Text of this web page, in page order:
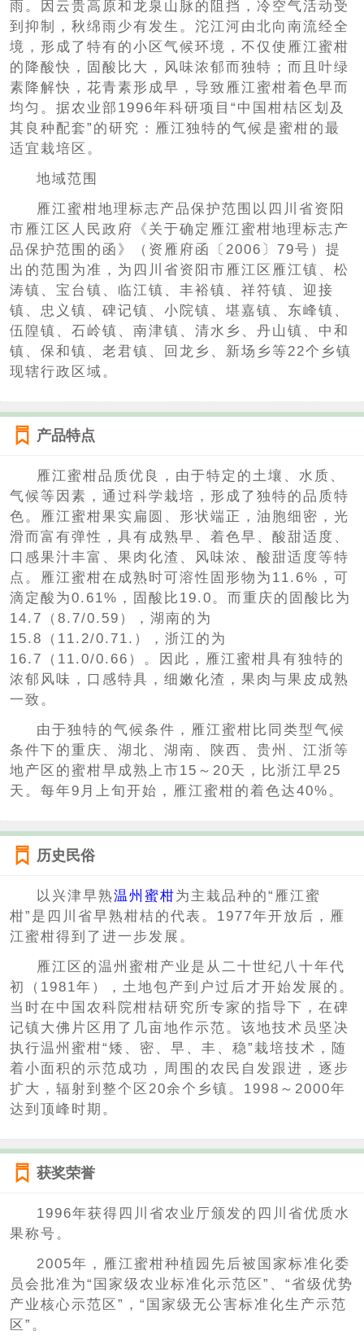
雨。因云贵高原和龙泉山脉的阻挡，冷空气活动受
到抑制，秋绵雨少有发生。沱江河由北向南流经全
境，形成了特有的小区气候环境，不仅使雁江蜜柑
的降酸快，固酸比大，风味浓郁而独特；而且叶绿
素降解快，花青素形成早，导致雁江蜜柑着色早而
均匀。据农业部1996年科研项目“中国柑桔区划及
其良种配套”的研究：雁江独特的气候是蜜柑的最
适宜栽培区。
地域范围
雁江蜜柑地理标志产品保护范围以四川省资阳
市雁江区人民政府《关于确定雁江蜜柑地理标志产
品保护范围的函》（资雁府函〔2006〕79号）提
出的范围为准，为四川省资阳市雁江区雁江镇、松
涛镇、宝台镇、临江镇、丰裕镇、祥符镇、迎接
镇、忠义镇、碑记镇、小院镇、堪嘉镇、东峰镇、
伍隍镇、石岭镇、南津镇、清水乡、丹山镇、中和
镇、保和镇、老君镇、回龙乡、新场乡等22个乡镇
现辖行政区域。
产品特点
雁江蜜柑品质优良，由于特定的土壤、水质、
气候等因素，通过科学栽培，形成了独特的品质特
色。雁江蜜柑果实扁圆、形状端正，油胞细密，光
滑而富有弹性，具有成熟早、着色早、酸甜适度、
口感果汁丰富、果肉化渣、风味浓、酸甜适度等特
点。雁江蜜柑在成熟时可溶性固形物为11.6%，可
滴定酸为0.61%，固酸比19.0。而重庆的固酸比为
14.7（8.7/0.59），湖南的为
15.8（11.2/0.71.），浙江的为
16.7（11.0/0.66）。因此，雁江蜜柑具有独特的
浓郁风味，口感特具，细嫩化渣，果肉与果皮成熟
一致。
由于独特的气候条件，雁江蜜柑比同类型气候
条件下的重庆、湖北、湖南、陕西、贵州、江浙等
地产区的蜜柑早成熟上市15～20天，比浙江早25
天。每年9月上旬开始，雁江蜜柑的着色达40%。
历史民俗
以兴津早熟温州蜜柑为主栽品种的“雁江蜜
柑”是四川省早熟柑桔的代表。1977年开放后，雁
江蜜柑得到了进一步发展。
雁江区的温州蜜柑产业是从二十世纪八十年代
初（1981年），土地包产到户过后才开始发展的。
当时在中国农科院柑桔研究所专家的指导下，在碑
记镇大佛片区用了几亩地作示范。该地技术员坚决
执行温州蜜柑“矮、密、早、丰、稳”栽培技术，随
着小面积的示范成功，周围的农民自发跟进，逐步
扩大，辐射到整个区20余个乡镇。1998～2000年
达到顶峰时期。
获奖荣誉
1996年获得四川省农业厅颁发的四川省优质水
果称号。
2005年，雁江蜜柑种植园先后被国家标准化委
员会批准为“国家级农业标准化示范区”、“省级优势
产业核心示范区”，“国家级无公害标准化生产示范
区”。